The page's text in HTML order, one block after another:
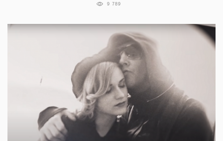
9 789